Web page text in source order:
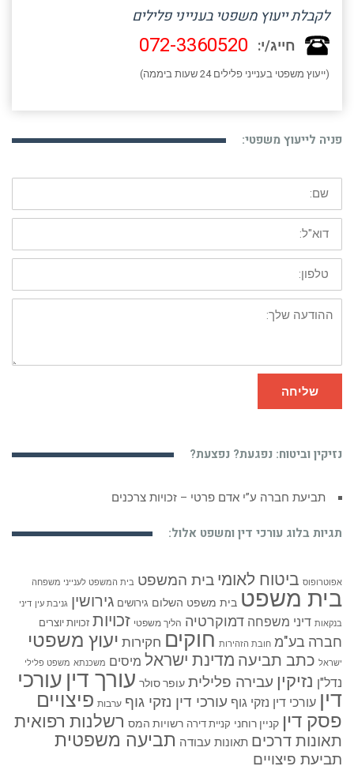
לקבלת ייעוץ משפטי בענייני פלילים
חייג/י: 072-3360520
(ייעוץ משפטי בענייני פלילים 24 שעות ביממה)
פניה לייעוץ משפטי:
שם:
דוא"ל:
טלפון:
ההודעה
שלך:
שליחה
נזיקין וביטוח: נפגעת? נפצעת?
תביעת חברה ע”י אדם פרטי – זכויות צרכנים
תגיות בלוג עורכי דין ומשפט אלול:
אפוטרופוס ביטוח לאומי בית המשפט בית המשפט לענייני משפחה
בית משפט בית משפט השלום גירושים גירושין גניבת עין דיני
בנקאות דיני משפחה דמוקרטיה הליך משפטי זכויות זכויות יוצרים
חברה בע"מ חובת הזהירות חוקים חקירות יעוץ משפטי
ישראל כתב תביעה מדינת ישראל מיסים משכנתא משפט פלילי
נדל"ן נזיקין עבירה פלילית עופר סולר עורך דין עורכי
דין עורכי דין נזקי גוף עורכי דין נזקי גוף ערבות פיצויים
פסק דין קניין רוחני קניית דירה רשויות המס רשלנות רפואית
תאונות דרכים תאונות עבודה תביעה משפטית
תביעת פיצויים